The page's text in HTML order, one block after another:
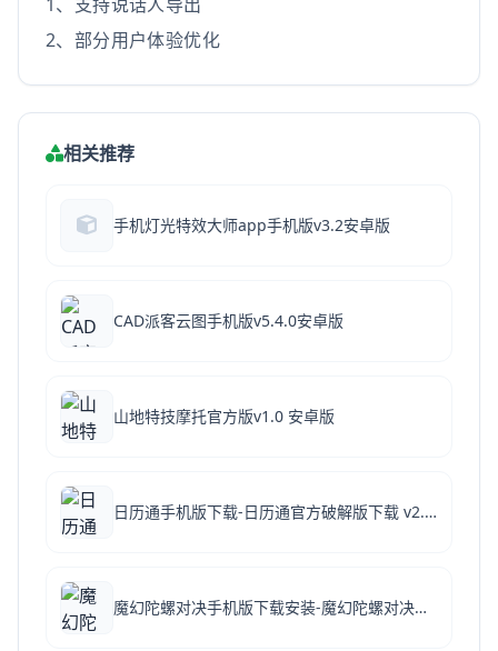
2、部分用户体验优化
相关推荐
手机灯光特效大师app手机版v3.2安卓版
CAD派客云图手机版v5.4.0安卓版
山地特技摩托官方版v1.0 安卓版
日历通手机版下载-日历通官方破解版下载 v2.3.2安卓版
魔幻陀螺对决手机版下载安装-魔幻陀螺对决官方破解版本下载 v2.6安卓版